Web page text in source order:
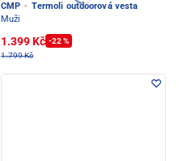
CMP · Termoli outdoorová vesta
Muži
1.399 Kč -22 %
1.799 Kč